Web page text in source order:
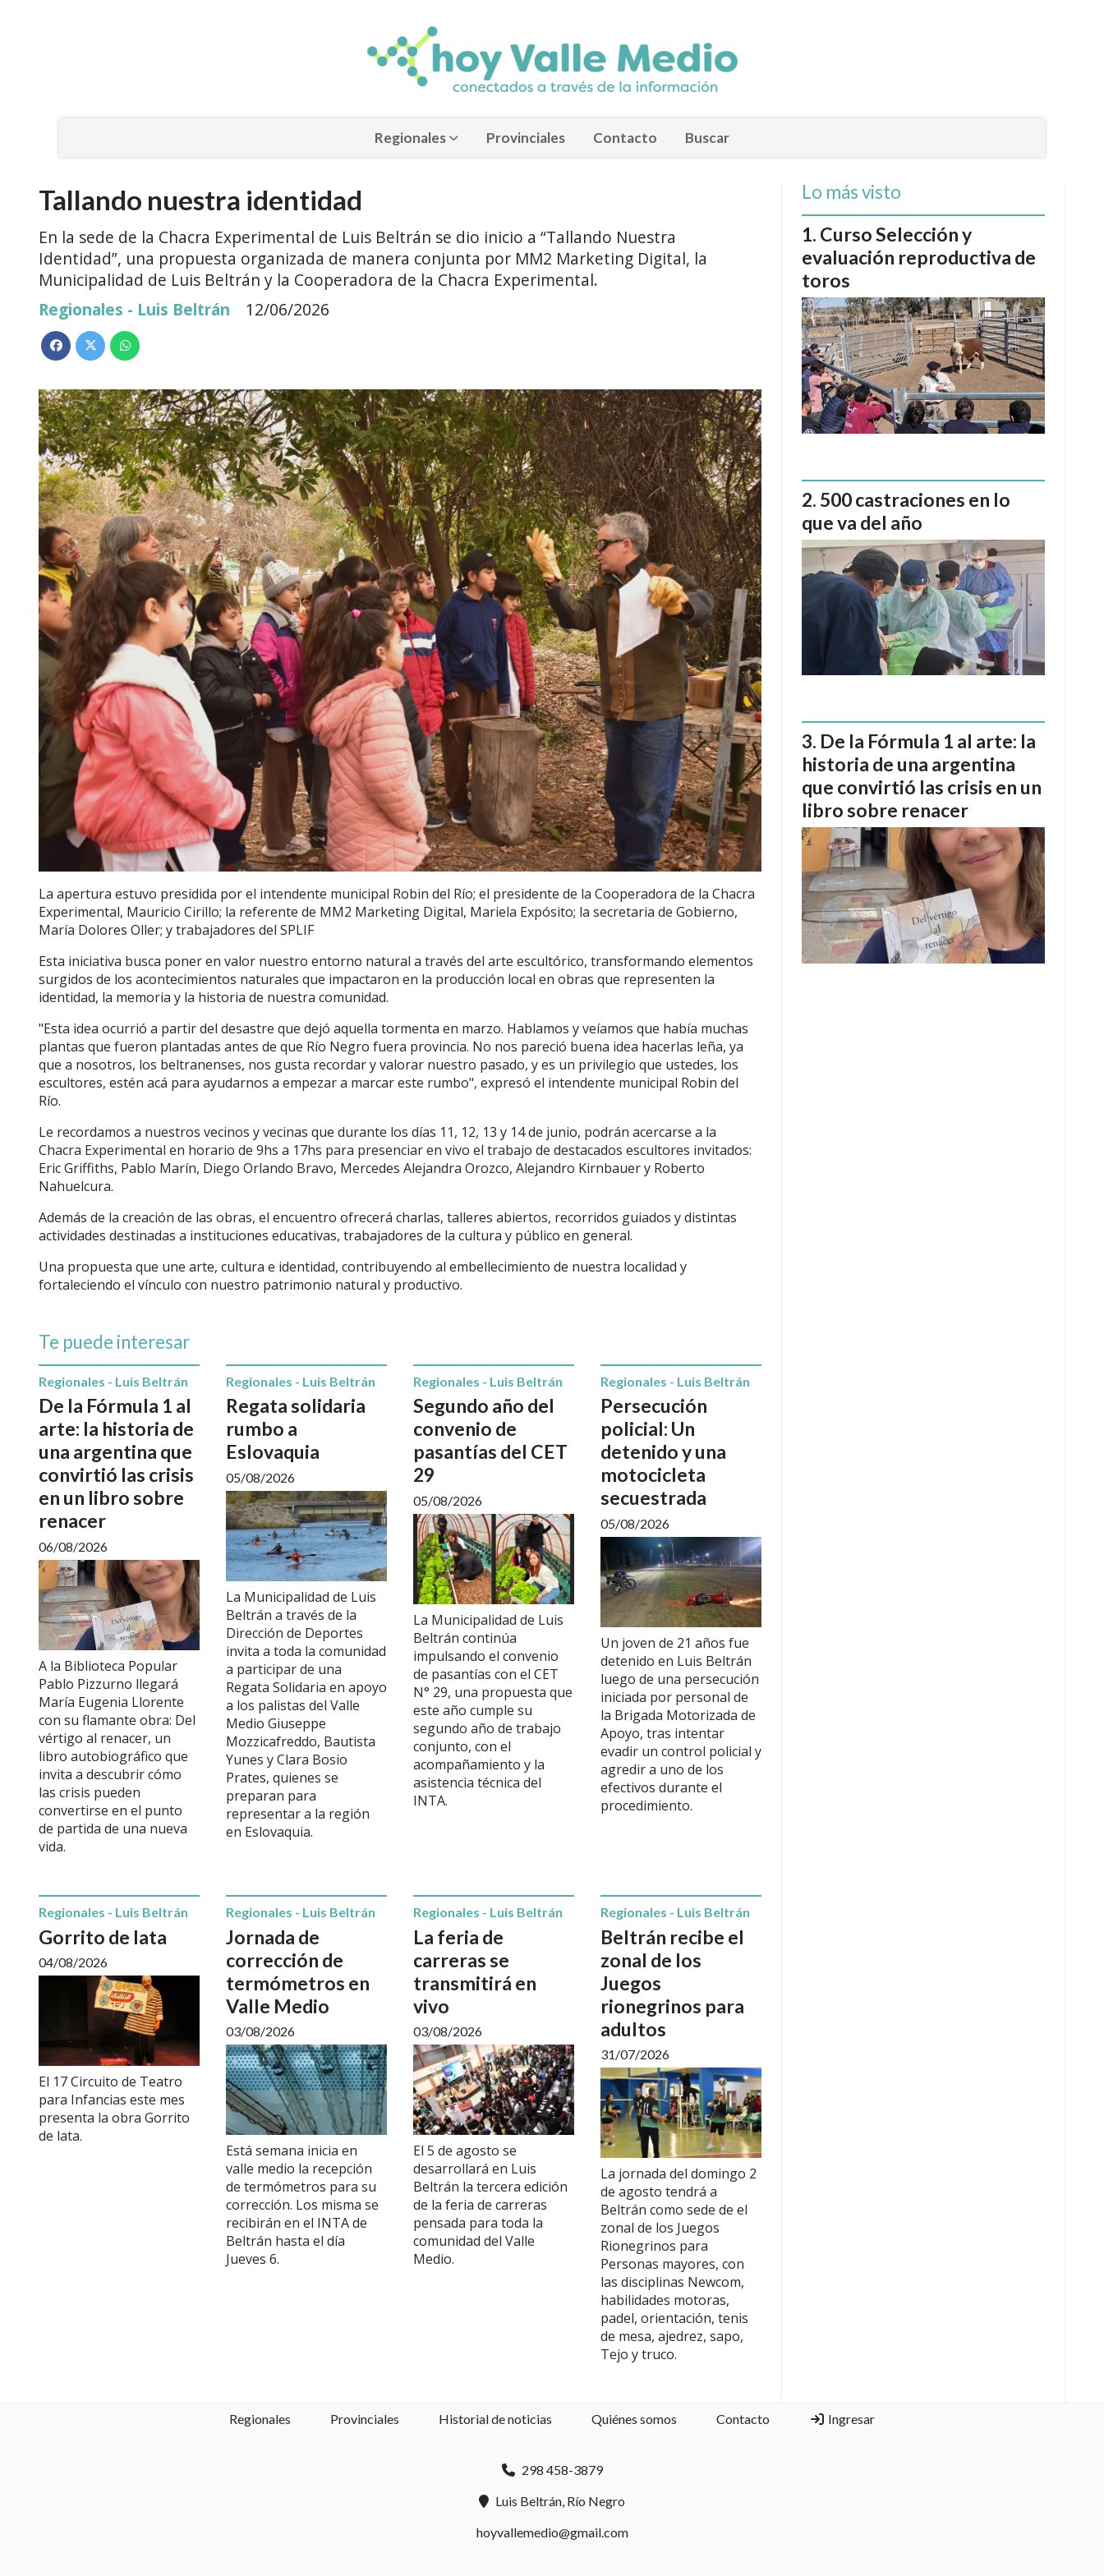
Regionales Provinciales Contacto Buscar
Tallando nuestra identidad
En la sede de la Chacra Experimental de Luis Beltrán se dio inicio a “Tallando Nuestra
Identidad”, una propuesta organizada de manera conjunta por MM2 Marketing Digital, la
Municipalidad de Luis Beltrán y la Cooperadora de la Chacra Experimental.
Regionales - Luis Beltrán
12/06/2026
La apertura estuvo presidida por el intendente municipal Robin del Río; el presidente de la Cooperadora de la Chacra
Experimental, Mauricio Cirillo; la referente de MM2 Marketing Digital, Mariela Expósito; la secretaria de Gobierno,
María Dolores Oller; y trabajadores del SPLIF
Esta iniciativa busca poner en valor nuestro entorno natural a través del arte escultórico, transformando elementos
surgidos de los acontecimientos naturales que impactaron en la producción local en obras que representen la
identidad, la memoria y la historia de nuestra comunidad.
"Esta idea ocurrió a partir del desastre que dejó aquella tormenta en marzo. Hablamos y veíamos que había muchas
plantas que fueron plantadas antes de que Río Negro fuera provincia. No nos pareció buena idea hacerlas leña, ya
que a nosotros, los beltranenses, nos gusta recordar y valorar nuestro pasado, y es un privilegio que ustedes, los
escultores, estén acá para ayudarnos a empezar a marcar este rumbo", expresó el intendente municipal Robin del
Río.
Le recordamos a nuestros vecinos y vecinas que durante los días 11, 12, 13 y 14 de junio, podrán acercarse a la
Chacra Experimental en horario de 9hs a 17hs para presenciar en vivo el trabajo de destacados escultores invitados:
Eric Griffiths, Pablo Marín, Diego Orlando Bravo, Mercedes Alejandra Orozco, Alejandro Kirnbauer y Roberto
Nahuelcura.
Además de la creación de las obras, el encuentro ofrecerá charlas, talleres abiertos, recorridos guiados y distintas
actividades destinadas a instituciones educativas, trabajadores de la cultura y público en general.
Una propuesta que une arte, cultura e identidad, contribuyendo al embellecimiento de nuestra localidad y
fortaleciendo el vínculo con nuestro patrimonio natural y productivo.
Te puede interesar
De la Fórmula 1 al
arte: la historia de
una argentina que
convirtió las crisis
en un libro sobre
renacer
Regionales - Luis Beltrán
06/08/2026
A la Biblioteca Popular
Pablo Pizzurno llegará
María Eugenia Llorente
con su flamante obra: Del
vértigo al renacer, un
libro autobiográfico que
invita a descubrir cómo
las crisis pueden
convertirse en el punto
de partida de una nueva
vida.
Regata solidaria
rumbo a
Eslovaquia
Regionales - Luis Beltrán
05/08/2026
La Municipalidad de Luis
Beltrán a través de la
Dirección de Deportes
invita a toda la comunidad
a participar de una
Regata Solidaria en apoyo
a los palistas del Valle
Medio Giuseppe
Mozzicafreddo, Bautista
Yunes y Clara Bosio
Prates, quienes se
preparan para
representar a la región
en Eslovaquia.
Segundo año del
convenio de
pasantías del CET
29
Regionales - Luis Beltrán
05/08/2026
La Municipalidad de Luis
Beltrán continúa
impulsando el convenio
de pasantías con el CET
N° 29, una propuesta que
este año cumple su
segundo año de trabajo
conjunto, con el
acompañamiento y la
asistencia técnica del
INTA.
Persecución
policial: Un
detenido y una
motocicleta
secuestrada
Regionales - Luis Beltrán
05/08/2026
Un joven de 21 años fue
detenido en Luis Beltrán
luego de una persecución
iniciada por personal de
la Brigada Motorizada de
Apoyo, tras intentar
evadir un control policial y
agredir a uno de los
efectivos durante el
procedimiento.
Gorrito de lata
Regionales - Luis Beltrán
04/08/2026
El 17 Circuito de Teatro
para Infancias este mes
presenta la obra Gorrito
de lata.
Jornada de
corrección de
termómetros en
Valle Medio
Regionales - Luis Beltrán
03/08/2026
Está semana inicia en
valle medio la recepción
de termómetros para su
corrección. Los misma se
recibirán en el INTA de
Beltrán hasta el día
Jueves 6.
La feria de
carreras se
transmitirá en
vivo
Regionales - Luis Beltrán
03/08/2026
El 5 de agosto se
desarrollará en Luis
Beltrán la tercera edición
de la feria de carreras
pensada para toda la
comunidad del Valle
Medio.
Beltrán recibe el
zonal de los
Juegos
rionegrinos para
adultos
Regionales - Luis Beltrán
31/07/2026
La jornada del domingo 2
de agosto tendrá a
Beltrán como sede de el
zonal de los Juegos
Rionegrinos para
Personas mayores, con
las disciplinas Newcom,
habilidades motoras,
padel, orientación, tenis
de mesa, ajedrez, sapo,
Tejo y truco.
Lo más visto
Curso Selección y
evaluación reproductiva de
toros
500 castraciones en lo
que va del año
De la Fórmula 1 al arte: la
historia de una argentina
que convirtió las crisis en un
libro sobre renacer
Regionales Provinciales Historial de noticias Quiénes somos Contacto Ingresar
298 458-3879
Luis Beltrán, Río Negro
hoyvallemedio@gmail.com